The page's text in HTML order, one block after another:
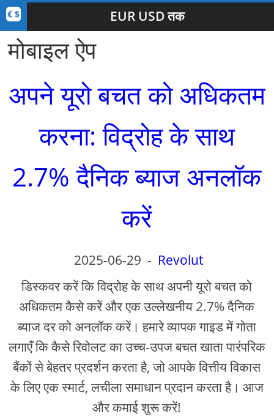
EUR USD तक
मोबाइल ऐप
अपने यूरो बचत को अधिकतम
करना: विद्रोह के साथ
2.7% दैनिक ब्याज अनलॉक
करें
2025-06-29 - Revolut
डिस्कवर करें कि विद्रोह के साथ अपनी यूरो बचत को
अधिकतम कैसे करें और एक उल्लेखनीय 2.7% दैनिक
ब्याज दर को अनलॉक करें। हमारे व्यापक गाइड में गोता
लगाएँ कि कैसे रिवोलट का उच्च-उपज बचत खाता पारंपरिक
बैंकों से बेहतर प्रदर्शन करता है, जो आपके वित्तीय विकास
के लिए एक स्मार्ट, लचीला समाधान प्रदान करता है। आज
और कमाई शुरू करें!